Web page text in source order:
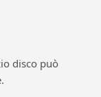
disco può